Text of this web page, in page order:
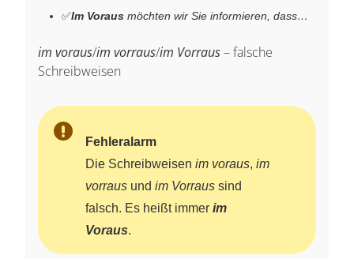
✅Im Voraus möchten wir Sie informieren, dass…
im voraus/im vorraus/im Vorraus– falsche
Schreibweisen
Fehleralarm
Die Schreibweisen im voraus, im
vorraus und im Vorraus sind
falsch. Es heißt immer im
Voraus.